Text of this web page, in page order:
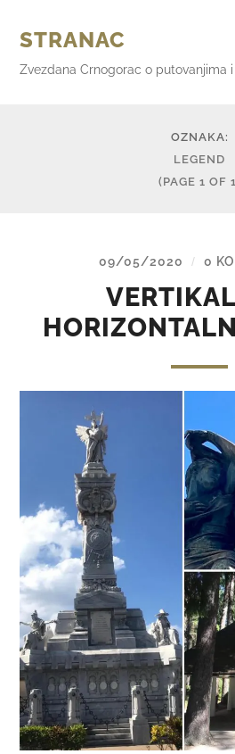
STRANAC
Zvezdana Crnogorac o putovanjima
OZNAKA:
LEGEND
(PAGE 1 OF
09/05/2020 / 0